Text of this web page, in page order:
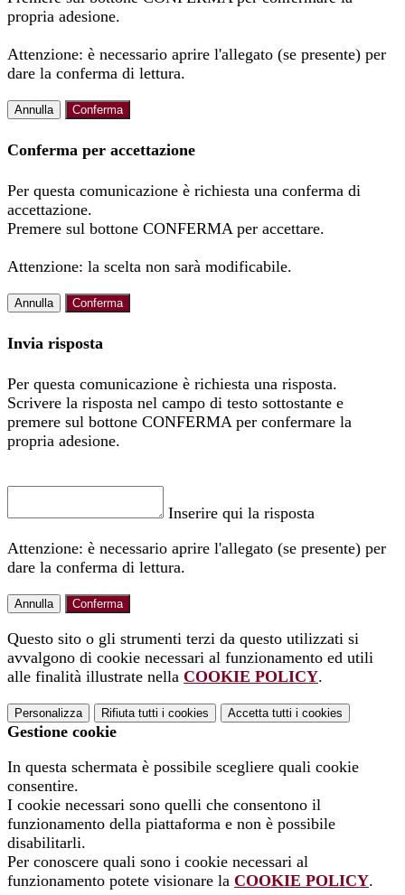
propria adesione.
Attenzione: è necessario aprire l'allegato (se presente) per
dare la conferma di lettura.
Annulla Conferma
Conferma per accettazione
Per questa comunicazione è richiesta una conferma di
accettazione.
Premere sul bottone CONFERMA per accettare.
Attenzione: la scelta non sarà modificabile.
Annulla Conferma
Invia risposta
Per questa comunicazione è richiesta una risposta.
Scrivere la risposta nel campo di testo sottostante e
premere sul bottone CONFERMA per confermare la
propria adesione.
Inserire qui la risposta
Attenzione: è necessario aprire l'allegato (se presente) per
dare la conferma di lettura.
Annulla Conferma
Questo sito o gli strumenti terzi da questo utilizzati si
avvalgono di cookie necessari al funzionamento ed utili
alle finalità illustrate nella COOKIE POLICY.
Personalizza Rifiuta tutti i cookies Accetta tutti i cookies
Gestione cookie
In questa schermata è possibile scegliere quali cookie
consentire.
I cookie necessari sono quelli che consentono il
funzionamento della piattaforma e non è possibile
disabilitarli.
Per conoscere quali sono i cookie necessari al
funzionamento potete visionare la COOKIE POLICY.